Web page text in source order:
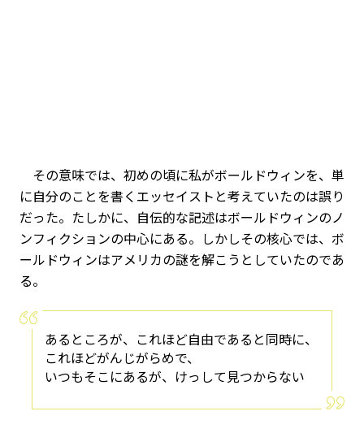
その意味では、初めの頃に私がボールドウィンを、単
に自分のことを書くエッセイストと考えていたのは誤り
だった。たしかに、自伝的な記述はボールドウィンのノ
ンフィクションの中心にある。しかしその核心では、ボ
ールドウィンはアメリカの謎を解こうとしていたのであ
る。
あるところが、これほど自由であると同時に、
これほどがんじがらめで、
いつもそこにあるが、けっして見つからない